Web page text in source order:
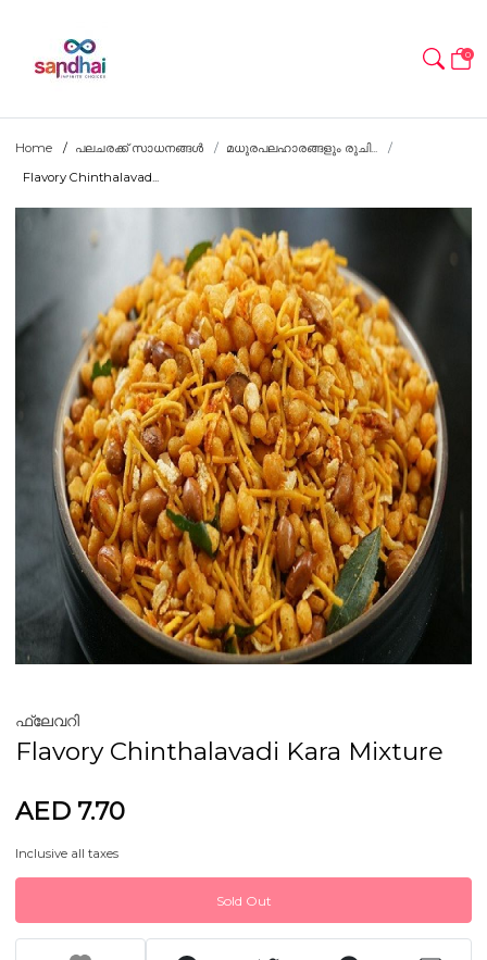
0
Home പലചരക്ക് സാധനങ്ങൾ
മധുരപലഹാരങ്ങളും രുചി...
Flavory Chinthalavad...
ഫ്ലേവറി
Flavory Chinthalavadi Kara Mixture
AED 7.70
Inclusive all taxes
Sold Out